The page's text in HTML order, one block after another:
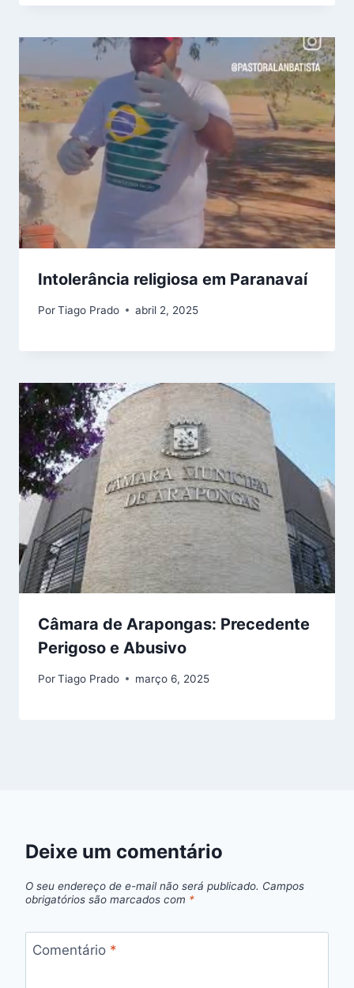
Intolerância religiosa em Paranavaí
PorTiago Prado abril 2, 2025
Câmara de Arapongas: Precedente
Perigoso e Abusivo
PorTiago Prado março 6, 2025
Deixe um comentário
O seu endereço de e-mail não será publicado. Campos
obrigatórios são marcados com *
Comentário *